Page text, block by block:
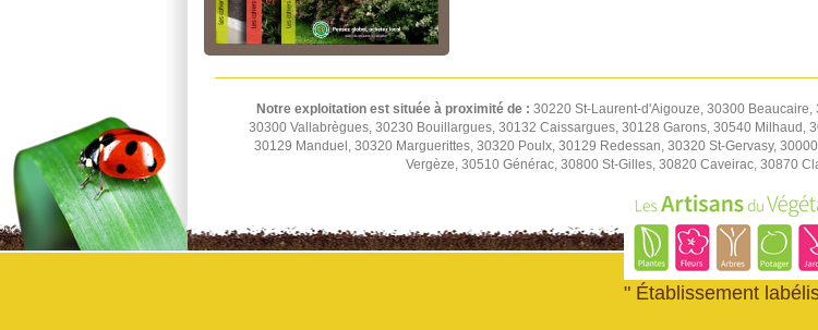
Notre exploitation est située à proximité de : 30220 St-Laurent-d'Aigouze, 30300
30300 Vallabrègues, 30230 Bouillargues, 30132 Caissargues, 30128 Garons, 30540
30129 Manduel, 30320 Marguerittes, 30320 Poulx, 30129 Redessan, 30320 St-Gervasy,
Vergèze, 30510 Générac, 30800 St-Gilles, 30820 Caveirac, 30870
" Établissement